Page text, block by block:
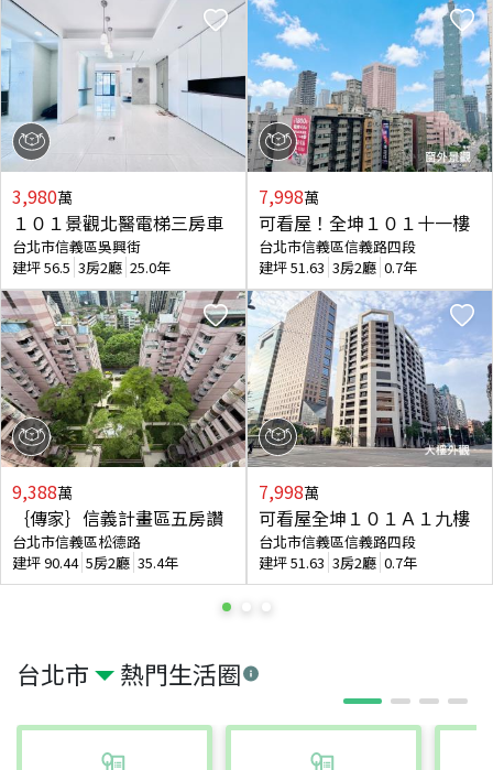
台北市 熱門生活圈
3,980萬
１０１景觀北醫電梯三房車
台北市信義區吳興街
建坪56.5 3房2廳 25.0年
9,388萬
｛傳家｝信義計畫區五房讚
台北市信義區松德路
建坪90.44 5房2廳 35.4年
7,998萬
可看屋！全坤１０１十一樓
台北市信義區信義路四段
建坪51.63 3房2廳 0.7年
7,998萬
可看屋全坤１０１Ａ１九樓
台北市信義區信義路四段
建坪51.63 3房2廳 0.7年